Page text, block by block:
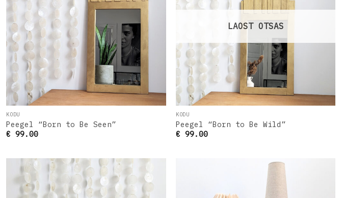
KODU
Peegel “Born to Be Seen”
€ 99.00
LAOST OTSAS
KODU
Peegel “Born to Be Wild”
€ 99.00